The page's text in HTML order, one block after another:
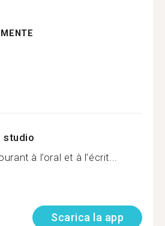
studio
à l’oral et à l’écrit...
Scarica la app